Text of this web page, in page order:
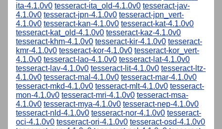
ita-4.1.0v0 tesseract-ita_old-4.1.0v0 tesseract-jav-
4.1.0v0 tesseract-jpn-4.1.0v0 tesseract-jpn_vert-
4.1.0v0 tesseract-kan-4.1.0v0 tesseract-kat-4.1.0v0
tesseract-kat_old-4.1.0v0 tesseract-kaz-4.1.0v0
tesseract-khm-4.1.0v0 tesseract-kir-4.1.0v0 tesseract-
kmr-4.1.0v0 tesseract-kor-4.1.0v0 tesseract-kor_vert-
4.1.0v0 tesseract-lao-4.1.0v0 tesseract-lat-4.1.0v0
tesseract-lav-4.1.0v0 tesseract-lit-4.1.0v0 tesseract-ltz-
4.1.0v0 tesseract-mal-4.1.0v0 tesseract-mar-4.1.0v0
tesseract-mkd-4.1.0v0 tesseract-mlt-4.1.0v0 tesseract-
mon-4.1.0v0 tesseract-mri-4.1.0v0 tesseract-msa-
4.1.0v0 tesseract-mya-4.1.0v0 tesseract-nep-4.1.0v0
tesseract-nld-4.1.0v0 tesseract-nor-4.1.0v0 tesseract-
oci-4.1.0v0 tesseract-ori-4.1.0v0 tesseract-osd-4.1.0v0